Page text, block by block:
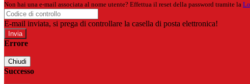
Non hai una e-mail associata al nome utente? Effettua il reset della password tramite la
E-mail inviata, si prega di controllare la casella di posta elettronica!
Errore
Chiudi
Successo